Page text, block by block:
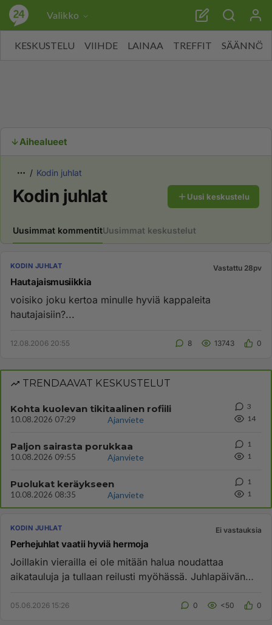
Valikko
KESKUSTELU VIIHDE LAINAA TREFFIT SÄÄNNÖT
Aihealueet
Kodin juhlat
Kodin juhlat Uusi keskustelu
Uusimmat kommentitUusimmat keskustelut
KODIN JUHLAT Vastattu 28pv
Hautajaismusiikkia
voisiko joku kertoa minulle hyviä kappaleita
hautajaisiin?...
12.08.2006 20:55 8 13743 0
TRENDAAVAT KESKUSTELUT
Kohta kuolevan tikitaalinen rofiili
10.08.2026 07:29 Ajanviete
3
14
Paljon sairasta porukkaa
10.08.2026 09:55 Ajanviete
1
1
Puolukat keräykseen
10.08.2026 08:35 Ajanviete
1
1
KODIN JUHLAT Ei vastauksia
Perhejuhlat vaatii hyviä hermoja
Joillakin vierailla ei ole mitään halua noudattaa
aikatauluja ja tullaan reilusti myöhässä. Juhlapäivän
05.06.2026 15:26 0 <50 0